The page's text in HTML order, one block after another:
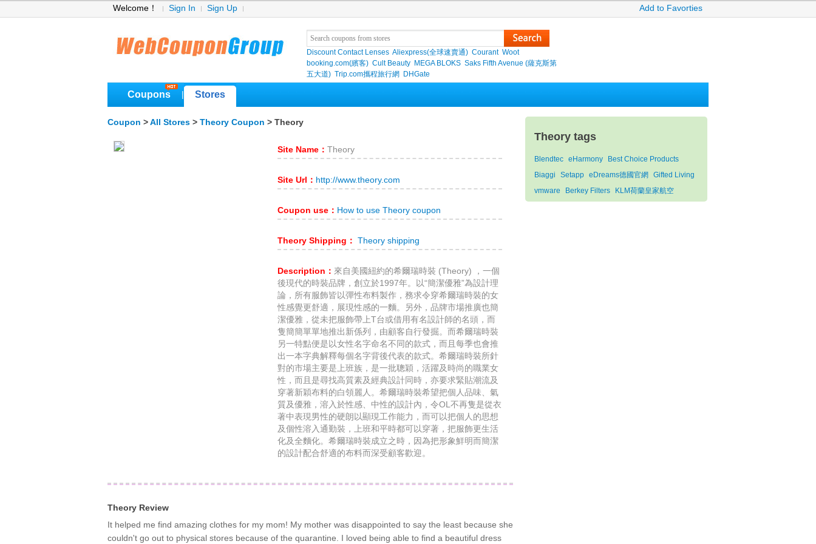
Welcome！ Sign In Sign Up Add to Favorties
Discount Contact Lenses Aliexpress(全球速賣通) Courant Woot
booking.com(繽客) Cult Beauty MEGA BLOKS Saks Fifth Avenue (薩克斯第
五大道) Trip.com攜程旅行網 DHGate
Coupons Stores
Coupon > All Stores > Theory Coupon > Theory
Site Name： Theory
Site Url： http://www.theory.com
Coupon use： How to use Theory coupon
Theory Shipping： Theory shipping
Description： 來自美國紐約的希爾瑞時裝 (Theory) ，一個
後現代的時裝品牌，創立於1997年。以“簡潔優雅”為設計理
論，所有服飾皆以彈性布料製作，務求令穿希爾瑞時裝的女
性感覺更舒適，展現性感的一麵。另外，品牌市場推廣也簡
潔優雅，從未把服飾帶上T台或借用有名設計師的名頭，而
隻簡簡單單地推出新係列，由顧客自行發掘。而希爾瑞時裝
另一特點便是以女性名字命名不同的款式，而且每季也會推
出一本字典解釋每個名字背後代表的款式。希爾瑞時裝所針
對的市場主要是上班族，是一批聰穎，活躍及時尚的職業女
性，而且是尋找高質素及經典設計同時，亦要求緊貼潮流及
穿著新穎布料的白領麗人。希爾瑞時裝希望把個人品味、氣
質及優雅，溶入於性感、中性的設計內，令OL不再隻是從衣
著中表現男性的硬朗以顯現工作能力，而可以把個人的思想
及個性溶入通勤裝，上班和平時都可以穿著，把服飾更生活
化及全麵化。希爾瑞時裝成立之時，因為把形象鮮明而簡潔
的設計配合舒適的布料而深受顧客歡迎。
Theory Review
It helped me find amazing clothes for my mom! My mother was disappointed to say the least because she
couldn't go out to physical stores because of the quarantine. I loved being able to find a beautiful dress
Theory tags
Blendtec eHarmony
Best Choice Products
Biaggi
Setapp eDreams德國官網
Gifted Living
vmware
Berkey Filters KLM荷蘭皇家航空